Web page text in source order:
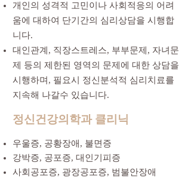
개인의 성격적 고민이나 사회적응의 어려
움에 대하여 단기간의 심리상담을 시행합
니다.
대인관계, 직장스트레스, 부부문제, 자녀문
제 등의 제한된 영역의 문제에 대한 상담을
시행하며, 필요시 정신분석적 심리치료를
지속해 나갈수 있습니다.
​정신건강의학과 클리닉
우울증, 공황장애, 불면증
강박증, 공포증, 대인기피증
사회공포증, 광장공포증, 범불안장애